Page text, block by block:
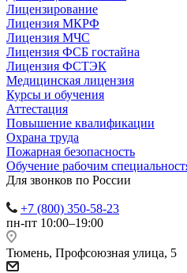
Лицензирование
Лицензия МКРФ
Лицензия МЧС
Лицензия ФСБ гостайна
Лицензия ФСТЭК
Медицинская лицензия
Курсы и обучения
Аттестация
Повышение квалификации
Охрана труда
Пожарная безопасность
Обучение рабочим
Для звонков по России
+7 (800) 350-58-23
пн-пт 10:00–19:00
Тюмень, Профсоюзная улица, 5